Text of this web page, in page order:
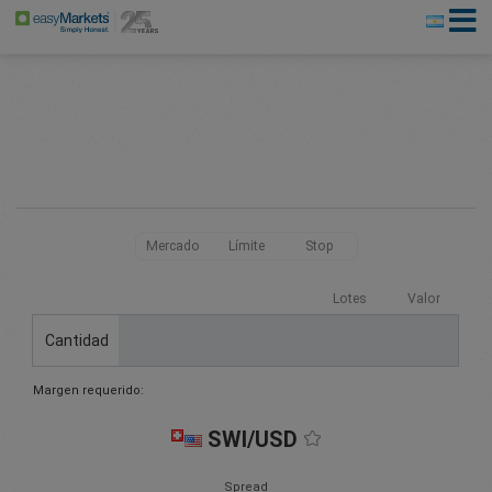
Mercado Límite Stop
Lotes Valor
Cantidad
Margen requerido:
SWI/USD
Spread